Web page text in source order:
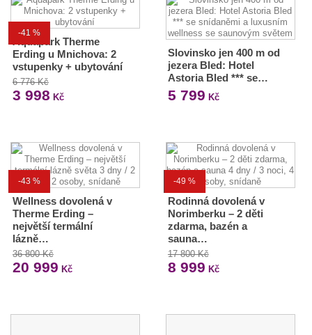
-41 %
Aquapark Therme
Erding u Mnichova: 2
vstupenky + ubytování
6 776 Kč
3 998 Kč
Slovinsko jen 400 m od
jezera Bled: Hotel
Astoria Bled *** se…
5 799 Kč
-43 %
Wellness dovolená v
Therme Erding –
největší termální
lázně…
36 800 Kč
20 999 Kč
-49 %
Rodinná dovolená v
Norimberku – 2 děti
zdarma, bazén a
sauna…
17 800 Kč
8 999 Kč